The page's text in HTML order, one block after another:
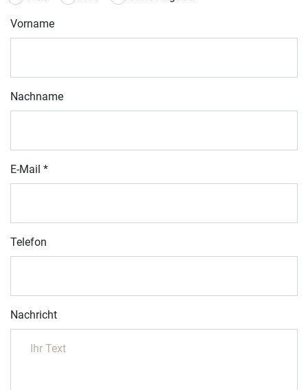
Vorname
Nachname
E-Mail *
Telefon
Nachricht